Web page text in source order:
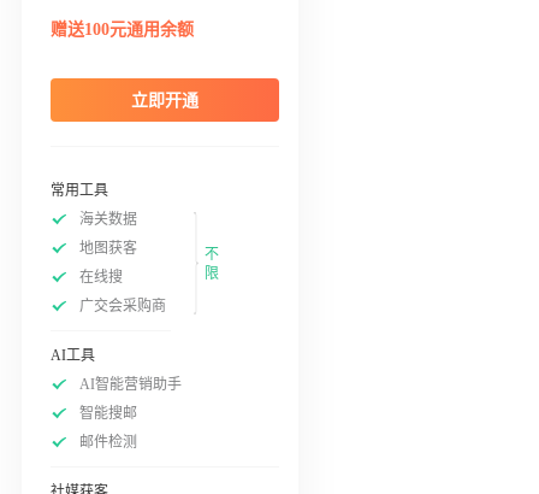
赠送100元通用余额
立即开通
常用工具
海关数据
地图获客
在线搜
广交会采购商
不
限
AI工具
AI智能营销助手
智能搜邮
邮件检测